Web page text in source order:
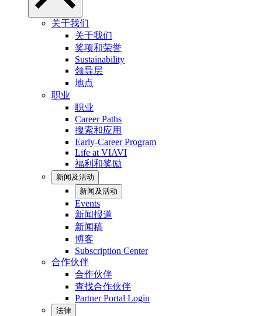
关于我们
关于我们
奖项和荣誉
Sustainability
领导层
地点
职业
职业
Career Paths
搜索和应用
Early-Career Program
Life at VIAVI
福利和奖励
新闻及活动
新闻及活动
Events
新闻报道
新闻稿
博客
Subscription Center
合作伙伴
合作伙伴
查找合作伙伴
Partner Portal Login
法律